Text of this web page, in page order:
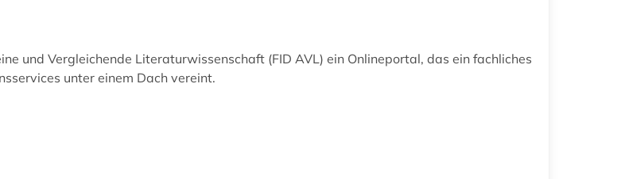
und Vergleichende Literaturwissenschaft (FID AVL) ein Onlineportal, das ein fachliches
unter einem Dach vereint.